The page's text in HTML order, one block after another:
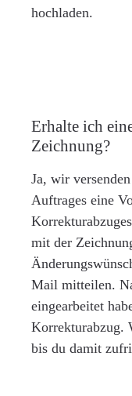
hochladen.
Erhalte ich
Zeichnung?
Ja, wir
Auftrages eine
mit der
Mail mitteilen.
eingearbeitet
Korrekturabzug.
bis du damit